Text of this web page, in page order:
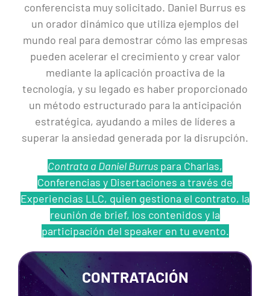
conferencista muy solicitado. Daniel Burrus es
un orador dinámico que utiliza ejemplos del
mundo real para demostrar cómo las empresas
pueden acelerar el crecimiento y crear valor
mediante la aplicación proactiva de la
tecnología, y su legado es haber proporcionado
un método estructurado para la anticipación
estratégica, ayudando a miles de líderes a
superar la ansiedad generada por la disrupción.
Contrata a Daniel Burrus para Charlas,
Conferencias y Disertaciones a través de
Experiencias LLC, quien gestiona el contrato, la
reunión de brief, los contenidos y la
participación del speaker en tu evento.
CONTRATACIÓN